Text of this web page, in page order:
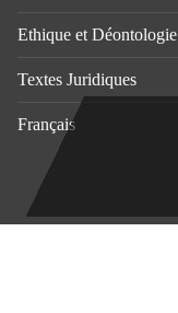
Ethique et Déontologie
Textes Juridiques
Français